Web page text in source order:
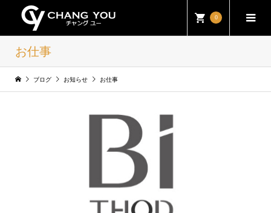
0
お仕事
ブログ お知らせ お仕事